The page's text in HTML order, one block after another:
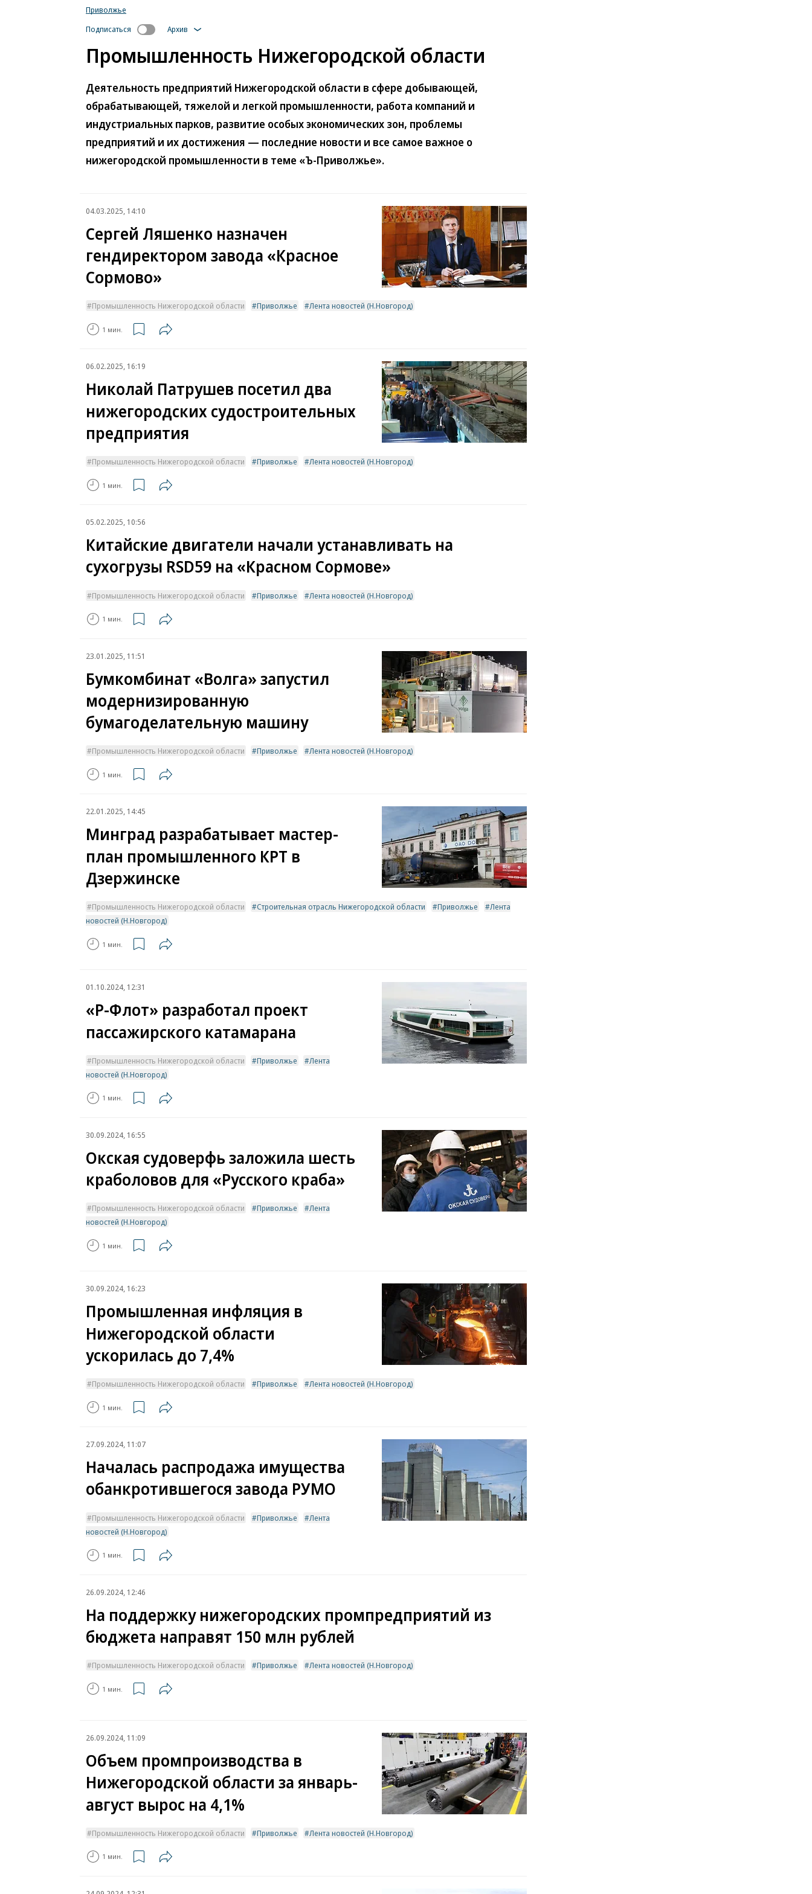
Приволжье
Подписаться
Архив
Промышленность Нижегородской области
Деятельность предприятий Нижегородской области в сфере добывающей,
обрабатывающей, тяжелой и легкой промышленности, работа компаний и
индустриальных парков, развитие особых экономических зон, проблемы
предприятий и их достижения — последние новости и все самое важное о
нижегородской промышленности в теме «Ъ-Приволжье».
04.03.2025, 14:10
Сергей Ляшенко назначен
гендиректором завода «Красное
Сормово»
Промышленность Нижегородской области Приволжье Лента новостей (Н.Новгород)
1 мин.
06.02.2025, 16:19
Николай Патрушев посетил два
нижегородских судостроительных
предприятия
Промышленность Нижегородской области Приволжье Лента новостей (Н.Новгород)
1 мин.
05.02.2025, 10:56
Китайские двигатели начали устанавливать на
сухогрузы RSD59 на «Красном Сормове»
Промышленность Нижегородской области Приволжье Лента новостей (Н.Новгород)
1 мин.
23.01.2025, 11:51
Бумкомбинат «Волга» запустил
модернизированную
бумагоделательную машину
Промышленность Нижегородской области Приволжье Лента новостей (Н.Новгород)
1 мин.
22.01.2025, 14:45
Минград разрабатывает мастер-
план промышленного КРТ в
Дзержинске
Промышленность Нижегородской области Строительная отрасль Нижегородской области Приволжье
Лента
новостей (Н.Новгород)
1 мин.
01.10.2024, 12:31
«Р-Флот» разработал проект
пассажирского катамарана
Промышленность Нижегородской области Приволжье
Лента
новостей (Н.Новгород)
1 мин.
30.09.2024, 16:55
Окская судоверфь заложила шесть
краболовов для «Русского краба»
Промышленность Нижегородской области Приволжье
Лента
новостей (Н.Новгород)
1 мин.
30.09.2024, 16:23
Промышленная инфляция в
Нижегородской области
ускорилась до 7,4%
Промышленность Нижегородской области Приволжье Лента новостей (Н.Новгород)
1 мин.
27.09.2024, 11:07
Началась распродажа имущества
обанкротившегося завода РУМО
Промышленность Нижегородской области Приволжье
Лента
новостей (Н.Новгород)
1 мин.
26.09.2024, 12:46
На поддержку нижегородских промпредприятий из
бюджета направят 150 млн рублей
Промышленность Нижегородской области Приволжье Лента новостей (Н.Новгород)
1 мин.
26.09.2024, 11:09
Объем промпроизводства в
Нижегородской области за январь-
август вырос на 4,1%
Промышленность Нижегородской области Приволжье Лента новостей (Н.Новгород)
1 мин.